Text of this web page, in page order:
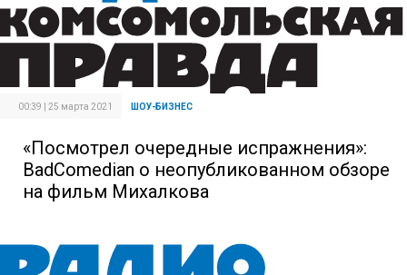
00:39 | 25 марта 2021 ШОУ-БИЗНЕС
«Посмотрел очередные испражнения»:
BadComedian о неопубликованном обзоре
на фильм Михалкова